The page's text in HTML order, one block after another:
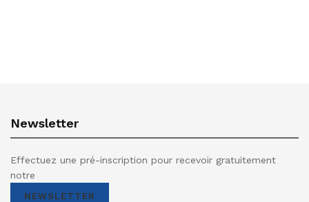
Newsletter
Effectuez une pré-inscription pour recevoir gratuitement
notre
NEWSLETTER